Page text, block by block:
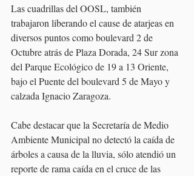
Las cuadrillas del OOSL, también
trabajaron liberando el cause de atarjeas en
diversos puntos como boulevard 2 de
Octubre atrás de Plaza Dorada, 24 Sur zona
del Parque Ecológico de 19 a 13 Oriente,
bajo el Puente del boulevard 5 de Mayo y
calzada Ignacio Zaragoza.
Cabe destacar que la Secretaría de Medio
Ambiente Municipal no detectó la caída de
árboles a causa de la lluvia, sólo atendió un
reporte de rama caída en el cruce de las